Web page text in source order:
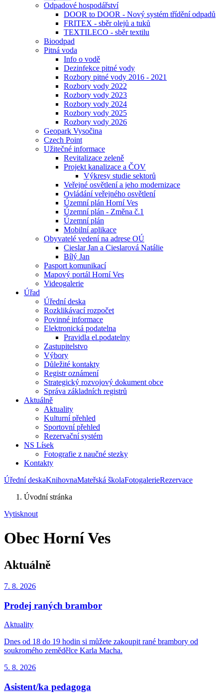
Odpadové hospodářství
DOOR to DOOR - Nový systém třídění odpadů
FRITEX - sběr olejů a tuků
TEXTILECO - sběr textilu
Bioodpad
Pitná voda
Info o vodě
Dezinfekce pitné vody
Rozbory pitné vody 2016 - 2021
Rozbory vody 2022
Rozbory vody 2023
Rozbory vody 2024
Rozbory vody 2025
Rozbory vody 2026
Geopark Vysočina
Czech Point
Užitečné informace
Revitalizace zeleně
Projekt kanalizace a ČOV
Výkresy studie sektorů
Veřejné osvětlení a jeho modernizace
Ovládání veřejného osvětlení
Územní plán Horní Ves
Územní plán - Změna č.1
Územní plán
Mobilní aplikace
Obyvatelé vedení na adrese OÚ
Cieslar Jan a Cieslarová Natálie
Bílý Jan
Pasport komunikací
Mapový portál Horní Ves
Videogalerie
Úřad
Úřední deska
Rozklikávací rozpočet
Povinné informace
Elektronická podatelna
Pravidla el.podatelny
Zastupitelstvo
Výbory
Důležité kontakty
Registr oznámení
Strategický rozvojový dokument obce
Správa základních registrů
Aktuálně
Aktuality
Kulturní přehled
Sportovní přehled
Rezervační systém
NS Lísek
Fotografie z naučné stezky
Kontakty
Úřední deskaKnihovnaMateřská školaFotogalerieRezervace
Úvodní stránka
Vytisknout
Obec Horní Ves
Aktuálně
7. 8. 2026
Prodej raných brambor
Aktuality
Dnes od 18 do 19 hodin si můžete zakoupit rané brambory od
soukromého zemědělce Karla Macha.
5. 8. 2026
Asistent/ka pedagoga